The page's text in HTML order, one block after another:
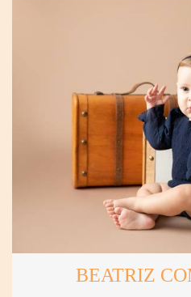
BEATRIZ